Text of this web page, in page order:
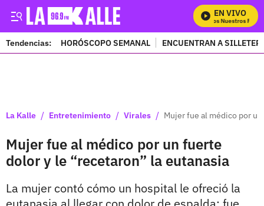
EN VIVO
Mira Todos Nuestros
Tendencias: HORÓSCOPO SEMANAL ENCUENTRAN A
La Kalle / Entretenimiento / Virales / Mujer fue al médico por
Mujer fue al médico por un fuerte
dolor y le “recetaron” la eutanasia
La mujer contó cómo un hospital le ofreció la